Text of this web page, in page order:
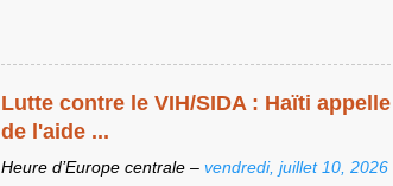
Lutte contre le VIH/SIDA : Haïti
de l'aide ...
Heure d’Europe centrale – vendredi, juillet 10, 2026